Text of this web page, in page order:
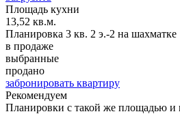
Площадь кухни
13,52 кв.м.
Планировка 3 кв. 2 э.-2 на шахматке
в продаже
выбранные
продано
забронировать квартиру
Рекомендуем
Планировки с такой же площадью и